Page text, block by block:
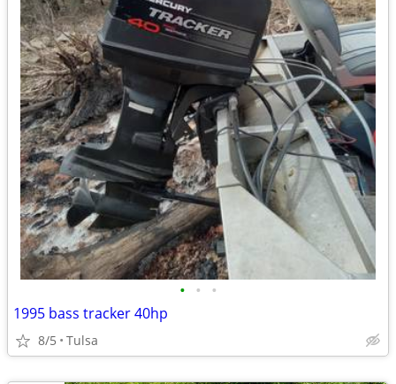
• • •
1995 bass tracker 40hp
8/5 Tulsa